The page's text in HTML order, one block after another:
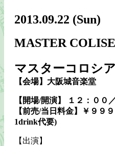
2013.09.22 (Sun)
MASTER
マスターコロシ
【会場】大阪城音楽堂
【開場/開演】 １２：００
【前売/当日料金】￥９９
1drink代要)
【出演】